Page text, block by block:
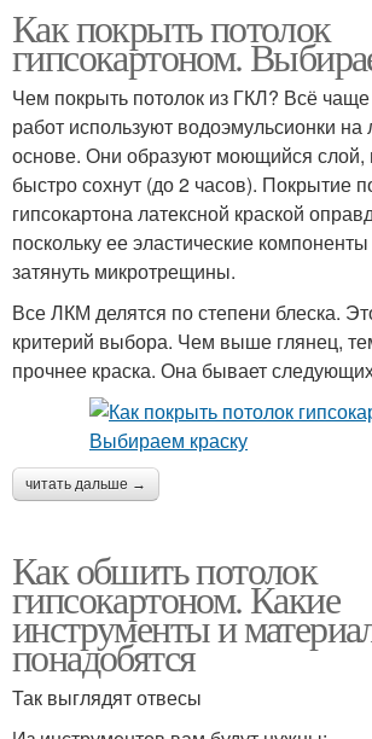
Как покрыть потолок
гипсокартоном.
Чем покрыть потолок из ГКЛ? Всё
работ используют водоэмульсионки на
основе. Они образуют моющийся слой,
быстро сохнут (до 2 часов). Покрытие
гипсокартона латексной краской
поскольку ее эластические
затянуть микротрещины.
Все ЛКМ делятся по степени блеска.
критерий выбора. Чем выше глянец,
прочнее краска. Она бывает
читать дальше →
Как обшить потолок
гипсокартоном. Какие
инструменты и
понадобятся
Так выглядят отвесы